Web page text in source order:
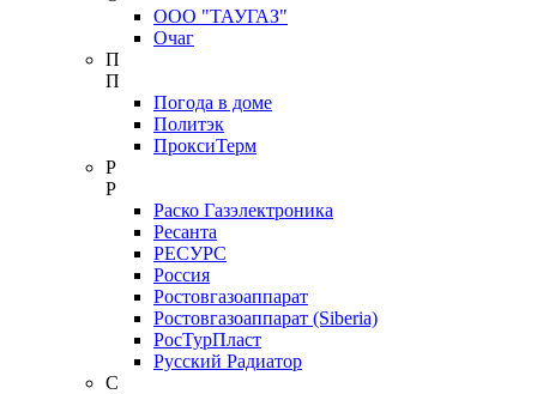
ООО "ТАУГАЗ"
Очаг
П
П
Погода в доме
Политэк
ПроксиТерм
Р
Р
Раско Газэлектроника
Ресанта
РЕСУРС
Россия
Ростовгазоаппарат
Ростовгазоаппарат (Siberia)
РосТурПласт
Русский Радиатор
С